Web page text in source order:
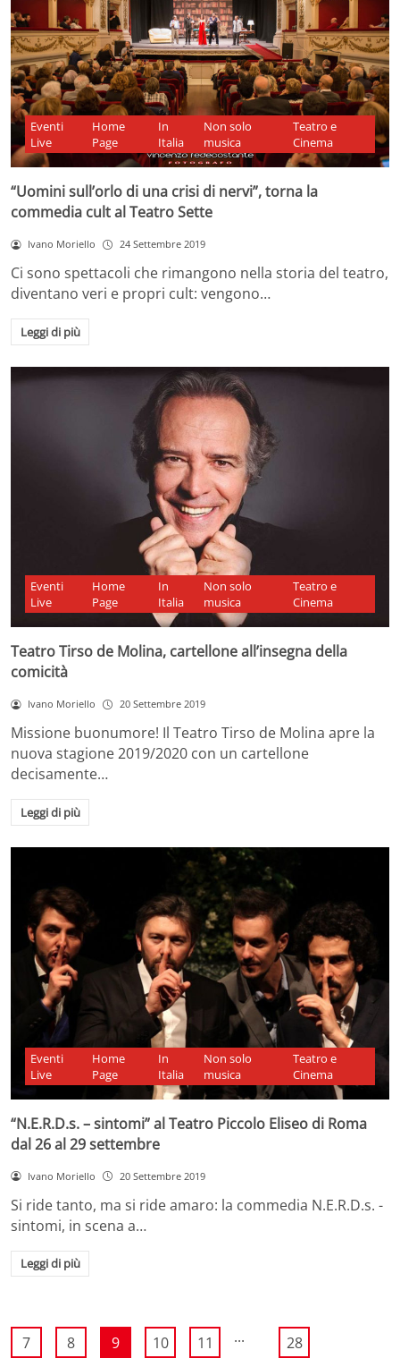
Eventi
Live
Home
Page
In
Italia
Non solo
musica
Teatro e
Cinema
“Uomini sull’orlo di una crisi di nervi”, torna la
commedia cult al Teatro Sette
Ivano Moriello 24 Settembre 2019
Ci sono spettacoli che rimangono nella storia del teatro,
diventano veri e propri cult: vengono…
Leggi di più
Eventi
Live
Home
Page
In
Italia
Non solo
musica
Teatro e
Cinema
Teatro Tirso de Molina, cartellone all’insegna della
comicità
Ivano Moriello 20 Settembre 2019
Missione buonumore! Il Teatro Tirso de Molina apre la
nuova stagione 2019/2020 con un cartellone
decisamente…
Leggi di più
Eventi
Live
Home
Page
In
Italia
Non solo
musica
Teatro e
Cinema
“N.E.R.D.s. – sintomi” al Teatro Piccolo Eliseo di Roma
dal 26 al 29 settembre
Ivano Moriello 20 Settembre 2019
Si ride tanto, ma si ride amaro: la commedia N.E.R.D.s. -
sintomi, in scena a…
Leggi di più
7 8 9 10 11 ... 28